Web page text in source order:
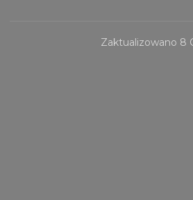
Zaktualizowano 8